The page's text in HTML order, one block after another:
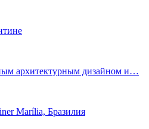
архитектурным дизайном и…
Marília, Бразилия